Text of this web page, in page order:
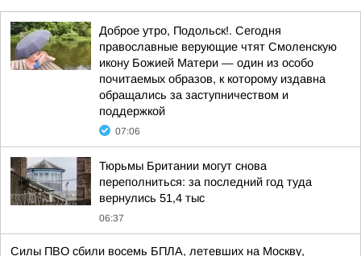
Доброе утро, Подольск!. Сегодня
православные верующие чтят Смоленскую
икону Божией Матери — один из особо
почитаемых образов, к которому издавна
обращались за заступничеством и
поддержкой
07:06
Тюрьмы Британии могут снова
переполниться: за последний год туда
вернулись 51,4 тыс
06:37
Силы ПВО сбили восемь БПЛА, летевших на Москву,